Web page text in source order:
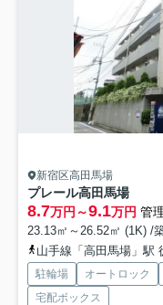
新宿区高田馬場
プレール高田馬場
8.7万円～9.1万円 管
23.13㎡～26.52㎡ (1K) /
山手線「高田馬場」駅
駐輪場 オートロック
宅配ボックス